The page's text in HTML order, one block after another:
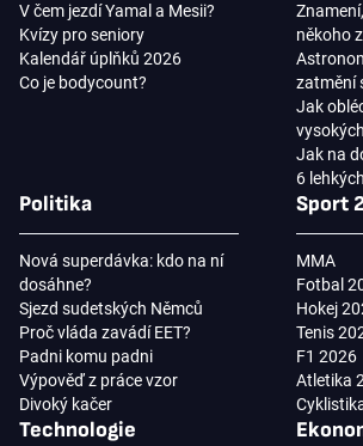
V čem jezdí Yamal a Mesii?
Kvízy pro seniory
Kalendář úplňků 2026
Co je bodycount?
někoho
zatmění
Jak
Jak na
6
Politika
Nová superdávka: kdo na ní
dosáhne?
Sjezd sudetských Němců
Proč vláda zavádí EET?
Padni komu padni
Výpověď z práce vzor
Divoký kačer
Sport
MMA
Fotbal
Hokej
Tenis
F1 2026
Atletika
Technologie